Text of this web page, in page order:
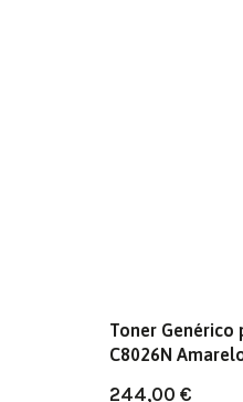
Toner Genérico
C8026N
244,00 €